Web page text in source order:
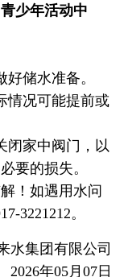
少年活动中
储水准备。
情况可能提前或
闭家中阀门，以
要的损失。
！如遇用水问
3221212。
水集团有限公司
2026年05月07日